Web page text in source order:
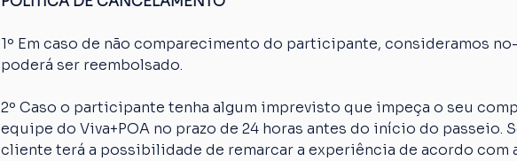
1º Em caso de não comparecimento do participante, consideramos
poderá ser reembolsado.
2º Caso o participante tenha algum imprevisto que impeça o seu
equipe do Viva+POA no prazo de 24 horas antes do início do passeio.
cliente terá a possibilidade de remarcar a experiência de acordo com